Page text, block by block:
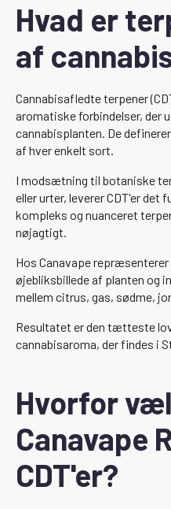
Hvad er
af
Cannabisafledte terpener
aromatiske forbindelser, der
cannabisplanten. De
af hver enkelt sort.
I modsætning til botaniske
eller urter, leverer CDT'er det
kompleks og nuanceret
nøjagtigt.
Hos Canavape
øjebliksbillede af planten og
mellem citrus, gas, sødme,
Resultatet er den tætteste
cannabisaroma, der findes i
Hvorfor
Canavape
CDT'er?